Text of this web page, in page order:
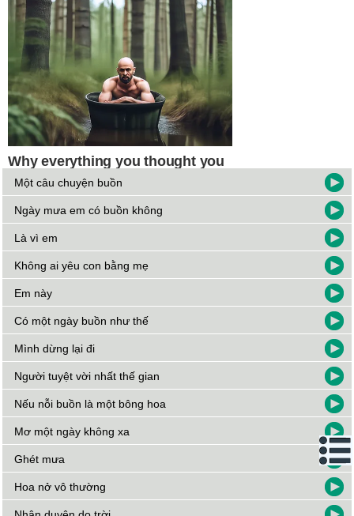
Một câu chuyện buồn
Ngày mưa em có buồn không
Là vì em
Không ai yêu con bằng mẹ
Em này
Có một ngày buồn như thế
Mình dừng lại đi
Người tuyệt vời nhất thế gian
Nếu nỗi buồn là một bông hoa
Mơ một ngày không xa
Ghét mưa
Hoa nở vô thường